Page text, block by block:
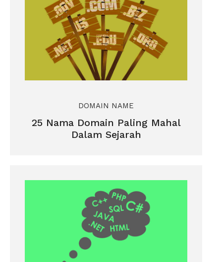
DOMAIN NAME
25 Nama Domain Paling Mahal
Dalam Sejarah